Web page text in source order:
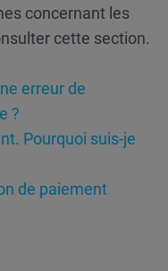
concernant les
cette section.
erreur de
?
Pourquoi suis-je
de paiement